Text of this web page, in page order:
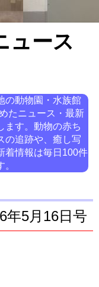
ュース
の動物園・水族館
たニュース・最新
ます。動物の赤ち
の追跡や、癒し写
着情報は毎日100件
年5月16日号